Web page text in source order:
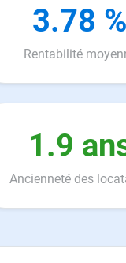
3.78 %
Rentabilité
1.9
Ancienneté des